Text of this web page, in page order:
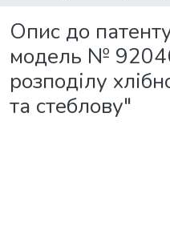
Опис до
модель №
розподілу
та стеблову"